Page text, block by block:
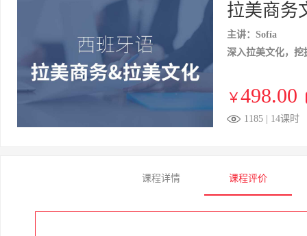
拉美商务
主讲：Sofía
深入拉美文化，挖
￥498.00
1185 | 14课时
课程详情 课程评价